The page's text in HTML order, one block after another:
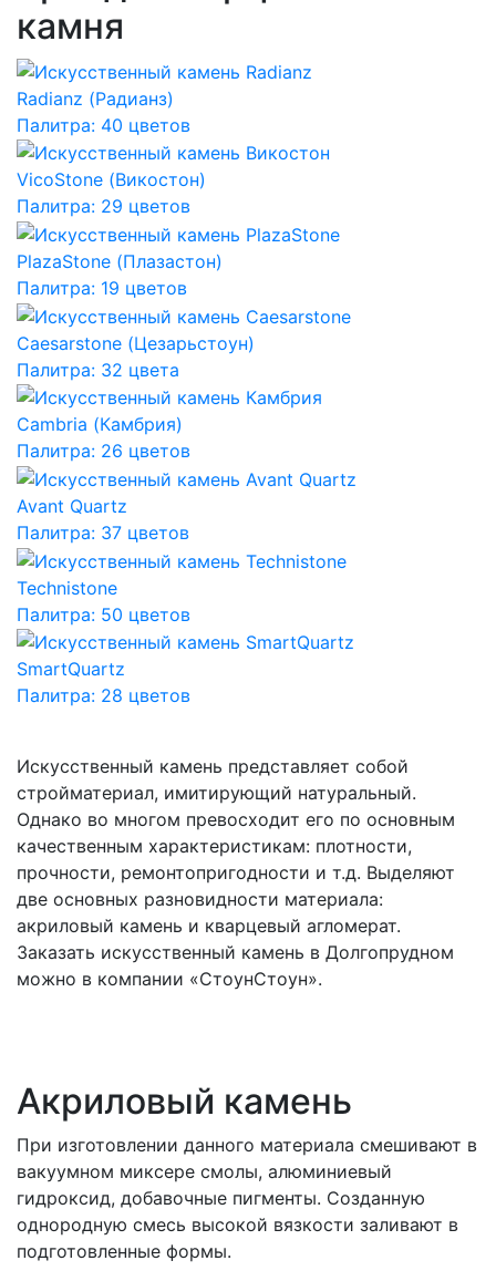
камня
Radianz (Радианз)
Палитра: 40 цветов
VicoStone (Викостон)
Палитра: 29 цветов
PlazaStone (Плазастон)
Палитра: 19 цветов
Caesarstone (Цезарьстоун)
Палитра: 32 цвета
Cambria (Камбрия)
Палитра: 26 цветов
Avant Quartz
Палитра: 37 цветов
Technistone
Палитра: 50 цветов
SmartQuartz
Палитра: 28 цветов
Искусственный камень представляет собой
стройматериал, имитирующий натуральный.
Однако во многом превосходит его по основным
качественным характеристикам: плотности,
прочности, ремонтопригодности и т.д. Выделяют
две основных разновидности материала:
акриловый камень и кварцевый агломерат.
Заказать искусственный камень в Долгопрудном
можно в компании «СтоунСтоун».
Акриловый камень
При изготовлении данного материала смешивают в
вакуумном миксере смолы, алюминиевый
гидроксид, добавочные пигменты. Созданную
однородную смесь высокой вязкости заливают в
подготовленные формы.